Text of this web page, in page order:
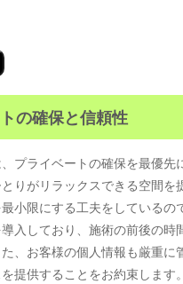
の確保と信頼性
プライベートの確保を最優先
りがリラックスできる空間を
小限にする工夫をしているの
入しており、施術の前後の時
、お客様の個人情報も厳重に
提供することをお約束します。